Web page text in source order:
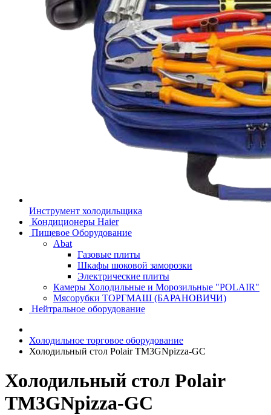
Инструмент холодильщика
Кондиционеры Haier
Пищевое Оборудование
Abat
Газовые плиты
Шкафы шоковой заморозки
Электрические плиты
Камеры Холодильные и Морозильные "POLAIR"
Мясорубки ТОРГМАШ (БАРАНОВИЧИ)
Нейтральное оборудование
Холодильное торговое оборудование
Холодильный стол Polair TM3GNpizza-GC
Холодильный стол Polair
TM3GNpizza-GC